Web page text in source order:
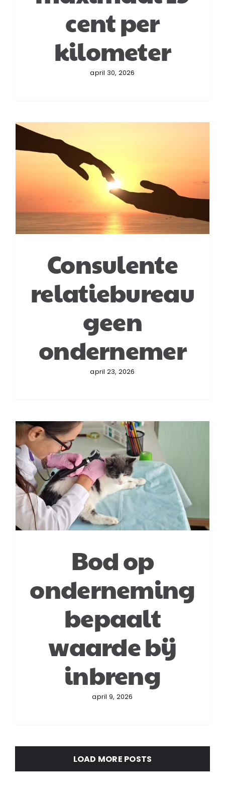
cent per
kilometer
april 30, 2026
Consulente
relatiebureau
geen
ondernemer
april 23, 2026
Bod op
onderneming
bepaalt
waarde bij
inbreng
april 9, 2026
LOAD MORE POSTS